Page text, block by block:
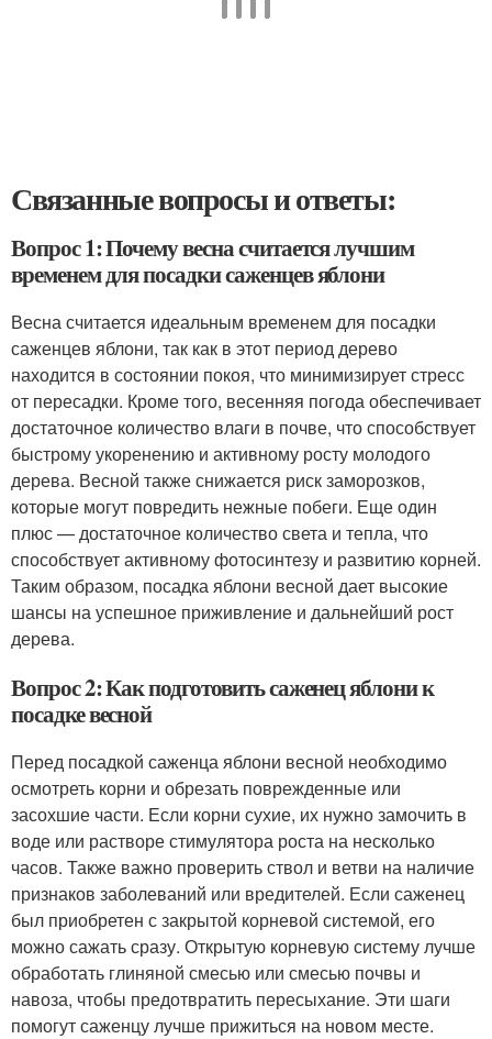
Связанные вопросы и ответы:
Вопрос 1: Почему весна считается лучшим
временем для посадки саженцев яблони
Весна считается идеальным временем для посадки
саженцев яблони, так как в этот период дерево
находится в состоянии покоя, что минимизирует стресс
от пересадки. Кроме того, весенняя погода обеспечивает
достаточное количество влаги в почве, что способствует
быстрому укоренению и активному росту молодого
дерева. Весной также снижается риск заморозков,
которые могут повредить нежные побеги. Еще один
плюс — достаточное количество света и тепла, что
способствует активному фотосинтезу и развитию корней.
Таким образом, посадка яблони весной дает высокие
шансы на успешное приживление и дальнейший рост
дерева.
Вопрос 2: Как подготовить саженец яблони к
посадке весной
Перед посадкой саженца яблони весной необходимо
осмотреть корни и обрезать поврежденные или
засохшие части. Если корни сухие, их нужно замочить в
воде или растворе стимулятора роста на несколько
часов. Также важно проверить ствол и ветви на наличие
признаков заболеваний или вредителей. Если саженец
был приобретен с закрытой корневой системой, его
можно сажать сразу. Открытую корневую систему лучше
обработать глиняной смесью или смесью почвы и
навоза, чтобы предотвратить пересыхание. Эти шаги
помогут саженцу лучше прижиться на новом месте.